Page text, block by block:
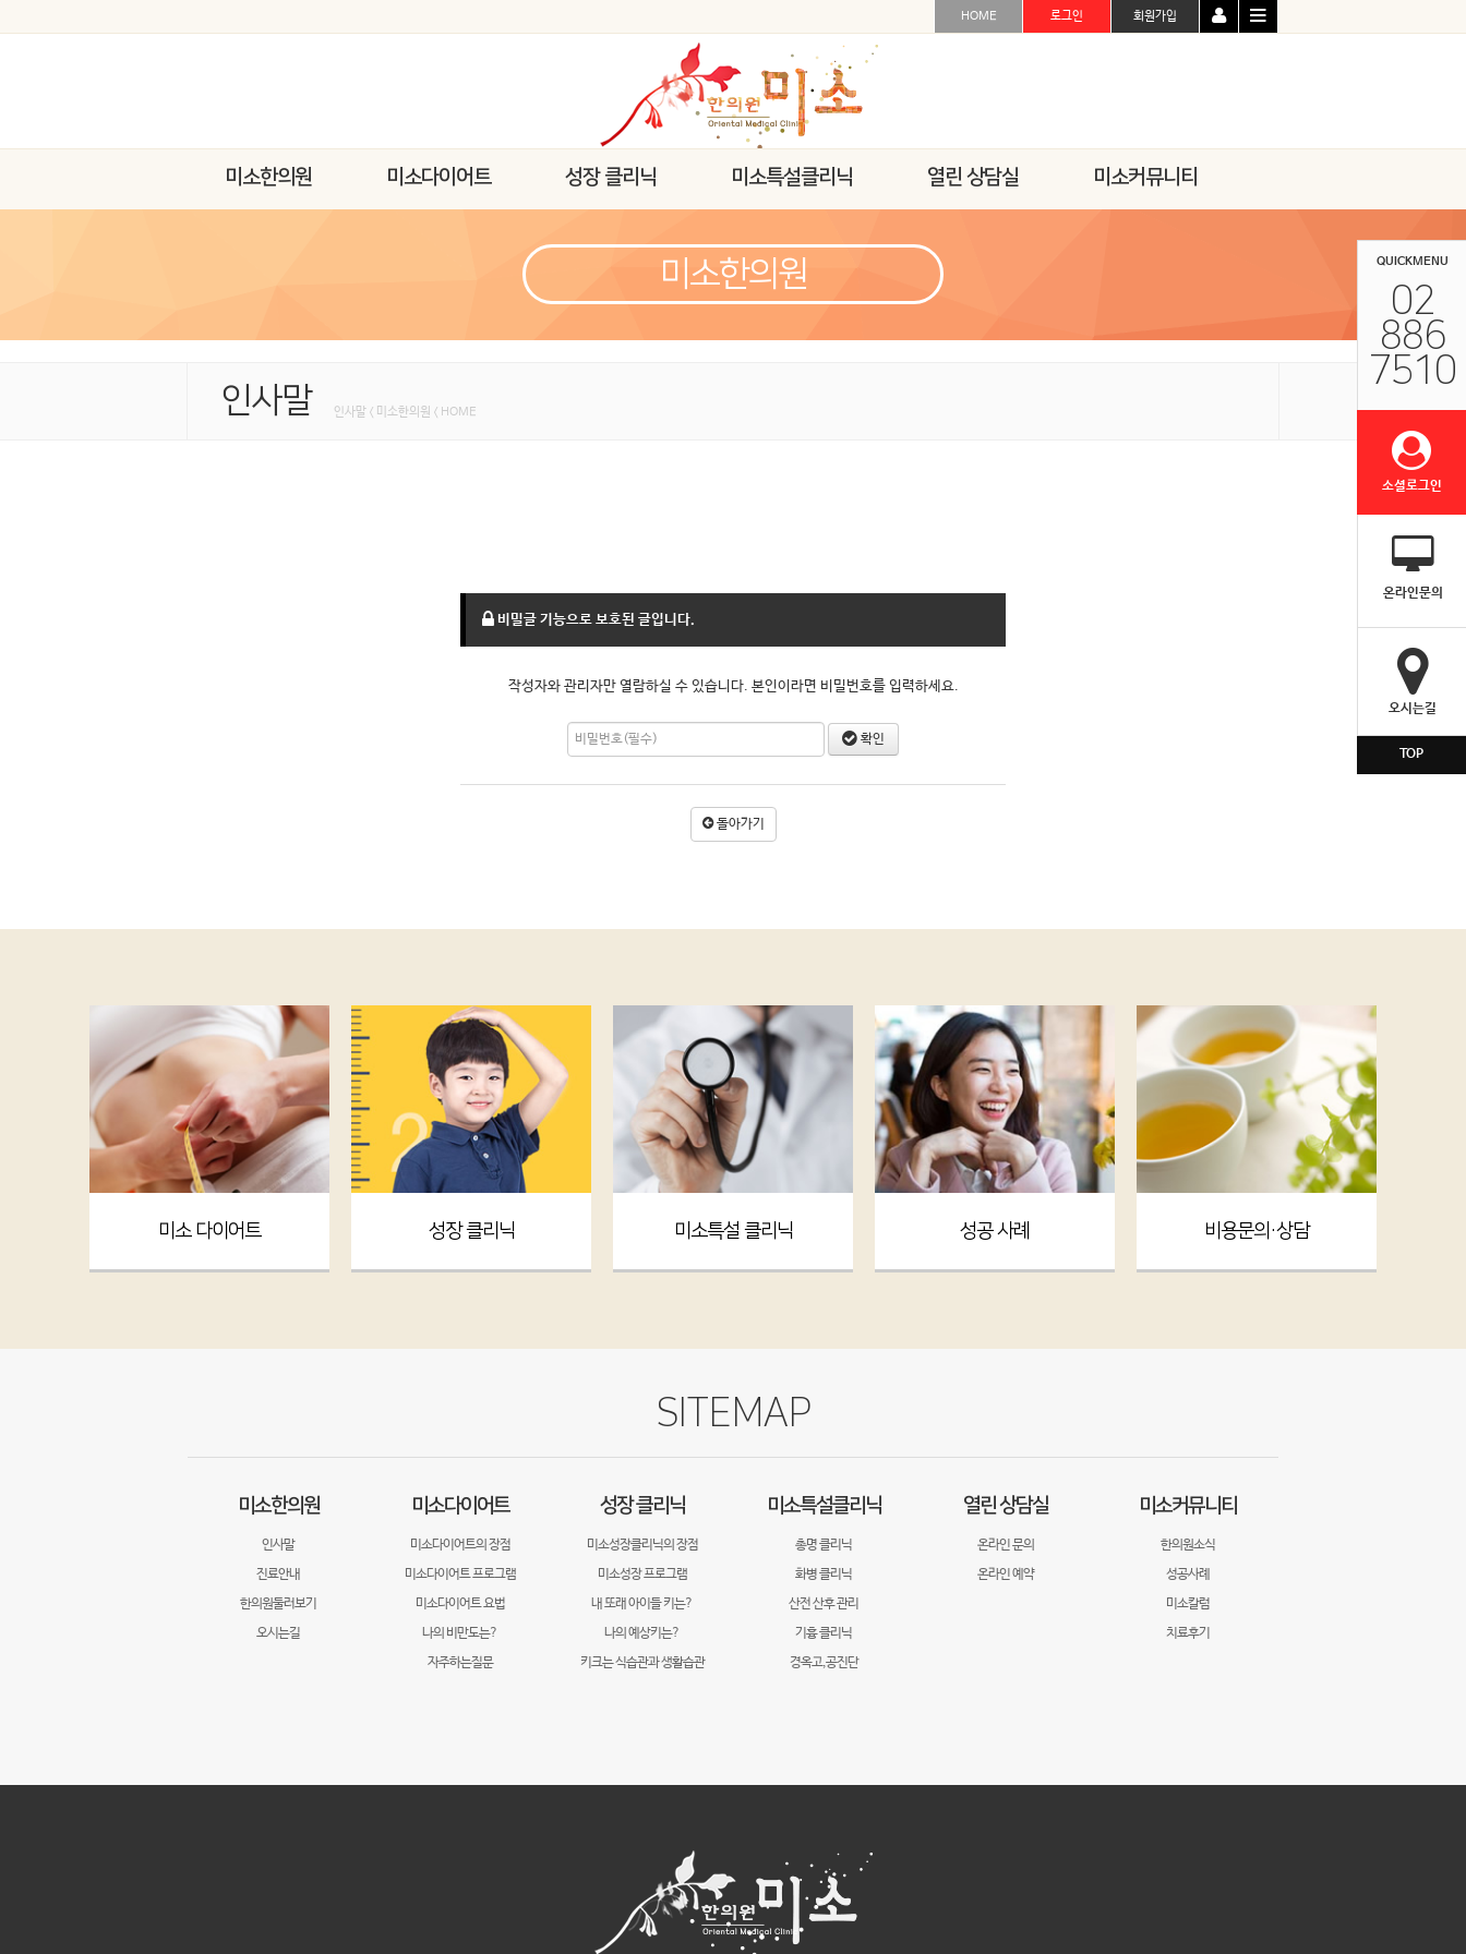
QUICKMENU
02
886
7510
소셜로그인
온라인문의
오시는길
TOP
HOME 로그인 회원가입
미소한의원 미소다이어트 성장 클리닉 미소특설클리닉 열린 상담실 미소커뮤니티
미소한의원
인사말 인사말 < 미소한의원 < HOME
비밀글 기능으로 보호된 글입니다.
작성자와 관리자만 열람하실 수 있습니다. 본인이라면 비밀번호를 입력하세요.
확인
돌아가기
미소 다이어트 성장 클리닉 미소특설 클리닉 성공 사례 비용문의·상담
SITEMAP
미소한의원
인사말
진료안내
한의원둘러보기
오시는길
미소다이어트
미소다이어트의 장점
미소다이어트 프로그램
미소다이어트 요법
나의 비만도는?
자주하는질문
성장 클리닉
미소성장클리닉의 장점
미소성장 프로그램
내 또래 아이들 키는?
나의 예상키는?
키크는 식습관과 생활습관
미소특설클리닉
총명 클리닉
화병 클리닉
산전 산후 관리
기흉 클리닉
경옥고,공진단
열린 상담실
온라인 문의
온라인 예약
미소커뮤니티
한의원소식
성공사례
미소칼럼
치료후기